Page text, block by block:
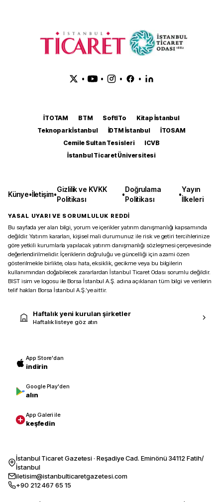
• • • •
İTOTAM BTM SoftITo
Kitap İstanbul
Teknopark İstanbul
İDTM İstanbul
İTOSAM
Cemile Sultan Tesisleri
ICVB
İstanbul Ticaret Üniversitesi
Künye•İletişim•
Gizlilik ve KVKK
Politikası
•
Doğrulama
Politikası
•
Yayın
İlkeleri
YASAL UYARI VE SORUMLULUK REDDİ
Bu sayfada yer alan bilgi, yorum ve içerikler yatırım danışmanlığı kapsamında
değildir. Yatırım kararları, kişisel mali durumunuz ile risk ve getiri tercihlerinize
göre yetkili kurumlarla yapılacak yatırım danışmanlığı sözleşmesi çerçevesinde
değerlendirilmelidir. İçeriklerin doğruluğu ve güncelliği için azami özen
gösterilmekle birlikte, olası hata, eksiklik, gecikme veya bu bilgilerin
kullanımından doğabilecek zararlardan İstanbul Ticaret Odası sorumlu değildir.
BIST isim ve logosu ile Borsa İstanbul A.Ş. adına açıklanan tüm bilgi ve verilerin
telif hakları Borsa İstanbul A.Ş.’ye aittir.
Haftalık yeni kurulan şirketler
Haftalık listeye göz atın
App Store'dan
indirin
Google Play'den
alın
App Galeri ile
keşfedin
İstanbul Ticaret Gazetesi · Reşadiye Cad. Eminönü 34112 Fatih/
İstanbul
iletisim@istanbulticaretgazetesi.com
+90 212 467 65 15